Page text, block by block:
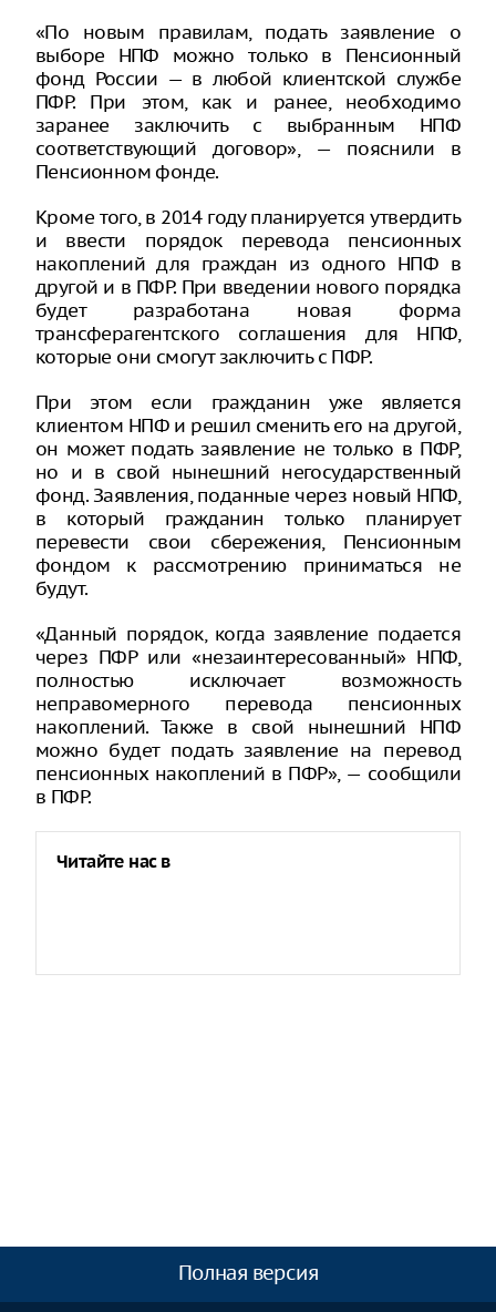
«По новым правилам, подать заявление о
выборе НПФ можно только в Пенсионный
фонд России — в любой клиентской службе
ПФР. При этом, как и ранее, необходимо
заранее заключить с выбранным НПФ
соответствующий договор», — пояснили в
Пенсионном фонде.
Кроме того, в 2014 году планируется утвердить
и ввести порядок перевода пенсионных
накоплений для граждан из одного НПФ в
другой и в ПФР. При введении нового порядка
будет разработана новая форма
трансферагентского соглашения для НПФ,
которые они смогут заключить с ПФР.
При этом если гражданин уже является
клиентом НПФ и решил сменить его на другой,
он может подать заявление не только в ПФР,
но и в свой нынешний негосударственный
фонд. Заявления, поданные через новый НПФ,
в который гражданин только планирует
перевести свои сбережения, Пенсионным
фондом к рассмотрению приниматься не
будут.
«Данный порядок, когда заявление подается
через ПФР или «незаинтересованный» НПФ,
полностью исключает возможность
неправомерного перевода пенсионных
накоплений. Также в свой нынешний НПФ
можно будет подать заявление на перевод
пенсионных накоплений в ПФР», — сообщили
в ПФР.
Читайте нас в
Полная версия